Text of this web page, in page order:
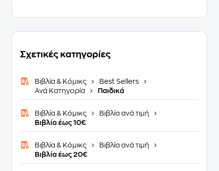
Σχετικές κατηγορίες
Βιβλία & Κόμικς
Best Sellers
Ανά Κατηγορία
Παιδικά
Βιβλία & Κόμικς
Βιβλία ανά τιμή
Βιβλία έως 10€
Βιβλία & Κόμικς
Βιβλία ανά τιμή
Βιβλία έως 20€